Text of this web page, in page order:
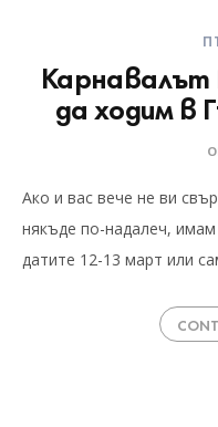
Карнавалът
да ходим в
Ако и вас вече не ви
някъде по-надалеч, имам
датите 12-13 март или